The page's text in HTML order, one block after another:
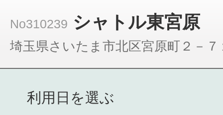
No310239 シャトル東宮原
埼玉県さいたま市北区宮原町２－７
利用日を選ぶ